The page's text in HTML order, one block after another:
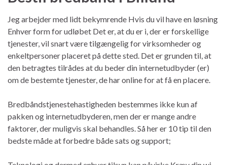
Jeg arbejder med lidt bekymrende Hvis du vil have en løsning
Enhver form for udløbet Det er, at du er i, der er forskellige
tjenester, vil snart være tilgængelig for virksomheder og
enkeltpersoner placeret på dette sted. Det er grunden til, at
den betragtes tilrådes at du beder din internetudbyder (er)
om de bestemte tjenester, de har online for at få en placere.
Bredbåndstjenestehastigheden bestemmes ikke kun af
pakken og internetudbyderen, men der er mange andre
faktorer, der muligvis skal behandles. Så her er 10 tip til den
bedste måde at forbedre både sats og support;